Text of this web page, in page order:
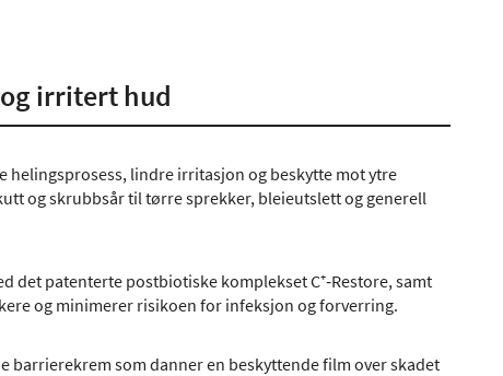
irritert hud
helingsprosess, lindre irritasjon og beskytte mot ytre
og skrubbsår til tørre sprekker, bleieutslett og generell
det patenterte postbiotiske komplekset C⁺‑Restore, samt
og minimerer risikoen for infeksjon og forverring.
barrierekrem som danner en beskyttende film over skadet